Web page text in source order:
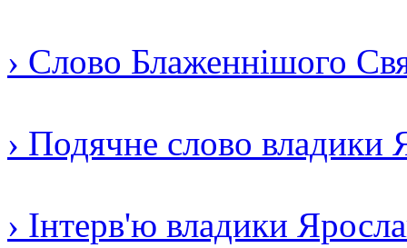
› Слово Блаженнішого
› Подячне слово владики
› Інтерв'ю владики